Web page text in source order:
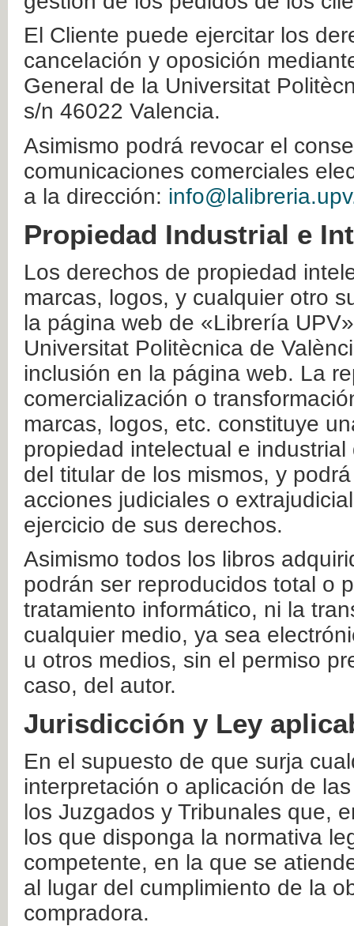
El Cliente puede ejercitar los
cancelación y oposición
General de la Universitat
s/n 46022 Valencia.
Asimismo podrá revocar el
comunicaciones comerciales
a la dirección:
Propiedad Industrial e
Los derechos de propiedad
marcas, logos, y cualquier otro
la página web de «Librería
Universitat Politècnica de
inclusión en la página web. La
comercialización o
marcas, logos, etc. constituye
propiedad intelectual e
del titular de los mismos, y
acciones judiciales o
ejercicio de sus derechos.
Asimismo todos los libros
podrán ser reproducidos total o
tratamiento informático, ni la
cualquier medio, ya sea
u otros medios, sin el permiso
caso, del autor.
Jurisdicción y Ley
En el supuesto de que surja
interpretación o aplicación de
los Juzgados y Tribunales que,
los que disponga la normativa
competente, en la que se
al lugar del cumplimiento de la
compradora.